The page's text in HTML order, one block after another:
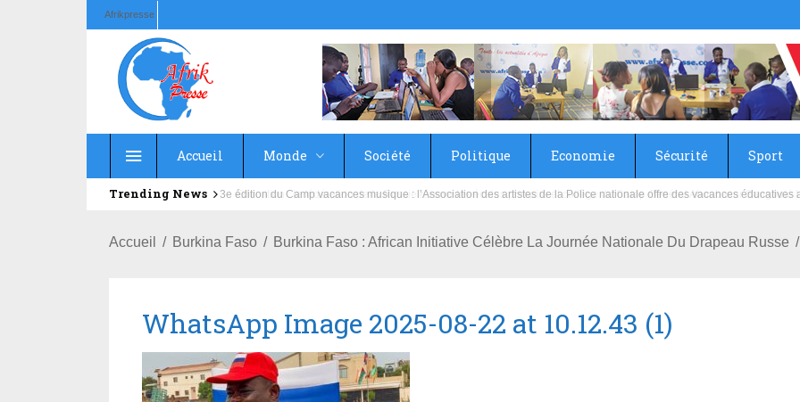
Afrikpresse
Accueil Monde Société Politique Economie Sécurité Sport
Trending News Education : la fédération de la Russie rénove les écoles primaire et collège du Camp Général Aboubacar Sangoulé
Accueil Burkina Faso Burkina Faso : African Initiative Célèbre La Journée Nationale Du Drapeau Russe
WhatsApp Image 2025-08-22 at 10.12.43 (1)